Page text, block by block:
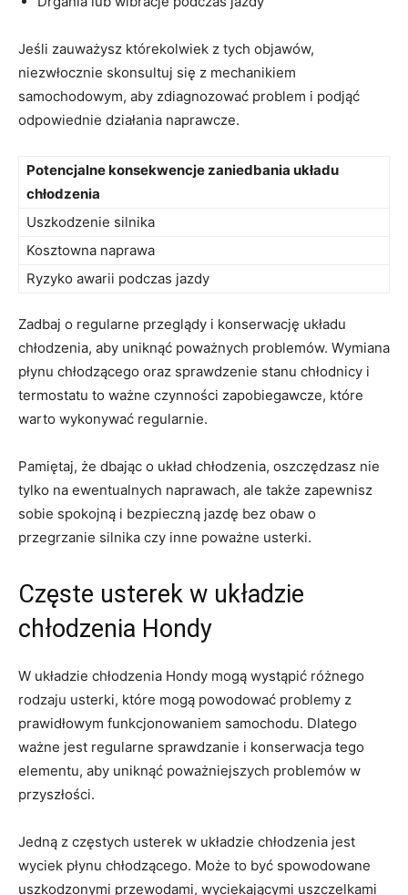
Jeśli zauważysz którekolwiek z tych objawów,
niezwłocznie skonsultuj się z mechanikiem
samochodowym, aby zdiagnozować problem i podjąć
odpowiednie działania naprawcze.
Potencjalne konsekwencje zaniedbania układu
chłodzenia
Uszkodzenie silnika
Kosztowna naprawa
Ryzyko awarii podczas⁣ jazdy
Zadbaj o regularne przeglądy i​ konserwację ‌układu
chłodzenia, aby ⁤uniknąć poważnych problemów. Wymiana⁣
płynu chłodzącego oraz sprawdzenie stanu chłodnicy ⁤i
termostatu to ważne czynności zapobiegawcze, które
warto‌ wykonywać regularnie.
Pamiętaj, że dbając o układ chłodzenia, oszczędzasz nie
tylko na ewentualnych naprawach, ale także ​zapewnisz
sobie spokojną i bezpieczną jazdę bez obaw o
przegrzanie silnika czy inne poważne usterki.
Częste usterek w układzie
chłodzenia Hondy
W układzie chłodzenia Hondy mogą wystąpić różnego
rodzaju‍ usterki, które mogą​ powodować problemy z
prawidłowym funkcjonowaniem ⁣samochodu. Dlatego
ważne jest regularne sprawdzanie i konserwacja tego⁢
elementu,​ aby uniknąć poważniejszych​ problemów w
przyszłości.
Jedną z ⁤częstych ‍usterek ⁤w układzie​ chłodzenia jest ​
wyciek płynu chłodzącego. Może to ⁣być spowodowane
uszkodzonymi przewodami, wyciekającymi ‍uszczelkami